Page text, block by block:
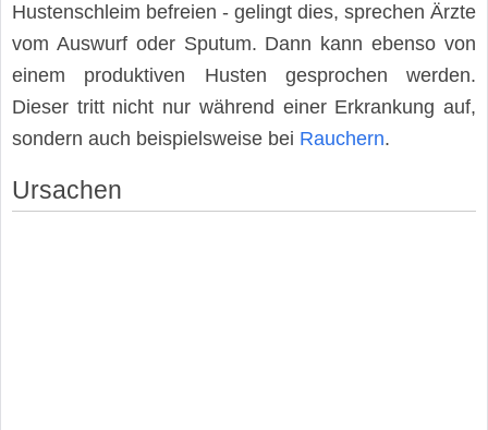
Hustenschleim befreien - gelingt dies, sprechen Ärzte
vom Auswurf oder Sputum. Dann kann ebenso von
einem produktiven Husten gesprochen werden.
Dieser tritt nicht nur während einer Erkrankung auf,
sondern auch beispielsweise bei Rauchern.
Ursachen